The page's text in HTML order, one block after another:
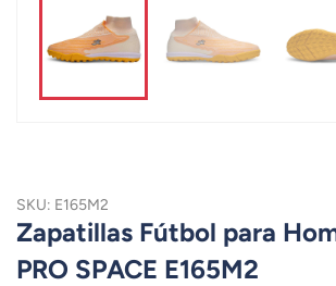
SKU: E165M2
Zapatillas Fútbol para
PRO SPACE E165M2